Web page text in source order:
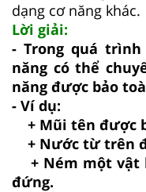
dạng cơ năng khác.
Lời giải:
- Trong quá
năng có thể
năng được bảo
- Ví dụ:
+ Mũi tên được
+ Nước từ trên
+ Ném một vật
đứng.